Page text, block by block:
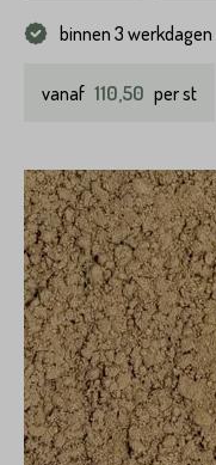
binnen 3 werkdagen
vanaf 110,50 per st